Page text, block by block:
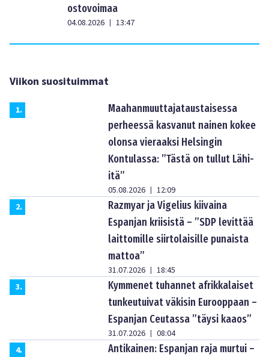
ostovoimaa
04.08.2026 | 13:47
Viikon suosituimmat
1.
Maahanmuuttajataustaisessa
perheessä kasvanut nainen kokee
olonsa vieraaksi Helsingin
Kontulassa: ”Tästä on tullut Lähi-
itä”
05.08.2026 | 12:09
2.
Razmyar ja Vigelius kiivaina
Espanjan kriisistä – ”SDP levittää
laittomille siirtolaisille punaista
mattoa”
31.07.2026 | 18:45
3.
Kymmenet tuhannet afrikkalaiset
tunkeutuivat väkisin Eurooppaan –
Espanjan Ceutassa ”täysi kaaos”
31.07.2026 | 08:04
4.
Antikainen: Espanjan raja murtui –